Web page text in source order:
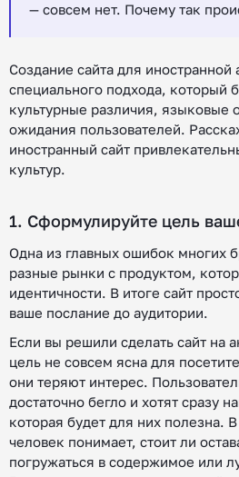
— совсем нет. Почему так
Создание сайта для иностранной
специального подхода, который
культурные различия, языковые
ожидания пользователей.
иностранный сайт
культур.
1. Сформулируйте цель
Одна из главных ошибок многих
разные рынки с продуктом,
идентичности. В итоге сайт
ваше послание до аудитории.
Если вы решили сделать сайт на
цель не совсем ясна для
они теряют интерес.
достаточно бегло и хотят сразу
которая будет для них полезна.
человек понимает, стоит ли
погружаться в содержимое или